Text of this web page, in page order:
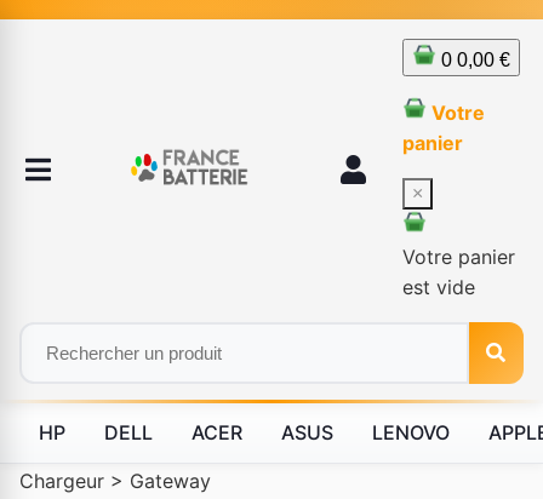
0 0,00 €
Votre
panier
×
Votre panier
est vide
HP DELL ACER ASUS LENOVO
Chargeur > Gateway